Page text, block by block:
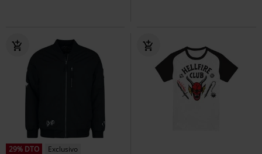
29% DTO Exclusivo